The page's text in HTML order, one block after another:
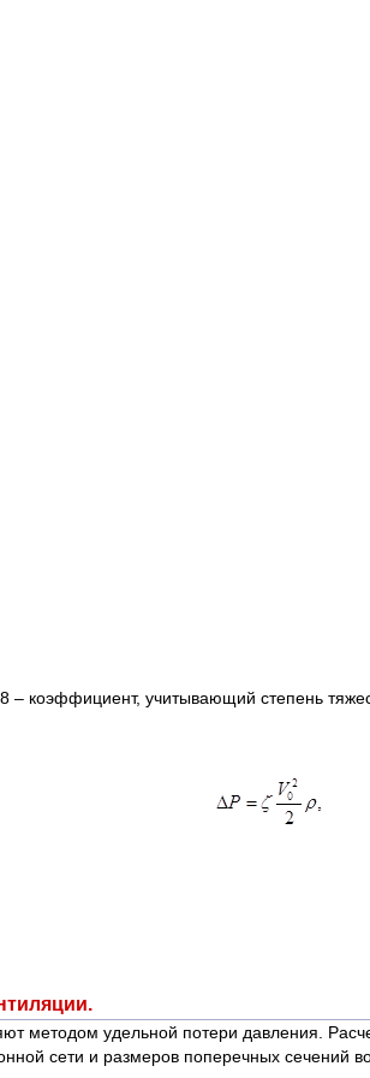
– коэффициент, учитывающий степень
методом удельной потери давления.
сети и размеров поперечных сечений